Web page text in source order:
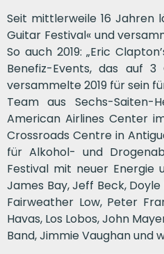
Seit mittlerweile 16 Jahren
Guitar Festival« und
So auch 2019: „Eric
Benefiz-Events, das auf
versammelte 2019 für sein
Team aus Sechs-Saiten-
American Airlines Center
Crossroads Centre in
für Alkohol- und
Festival mit neuer Energie
James Bay, Jeff Beck,
Fairweather Low, Peter
Havas, Los Lobos, John
Band, Jimmie Vaughan und